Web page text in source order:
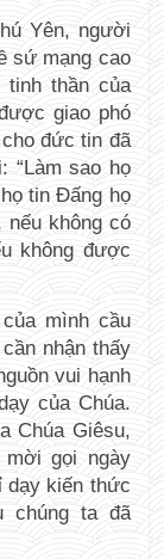
Yên, người
sứ mạng cao
thần của
giao phó
đức tin đã
“Làm sao họ
tin Đấng họ
nếu không có
không được
mình cầu
nhận thấy
vui hạnh
của Chúa.
Chúa Giêsu,
gọi ngày
dạy kiến thức
chúng ta đã